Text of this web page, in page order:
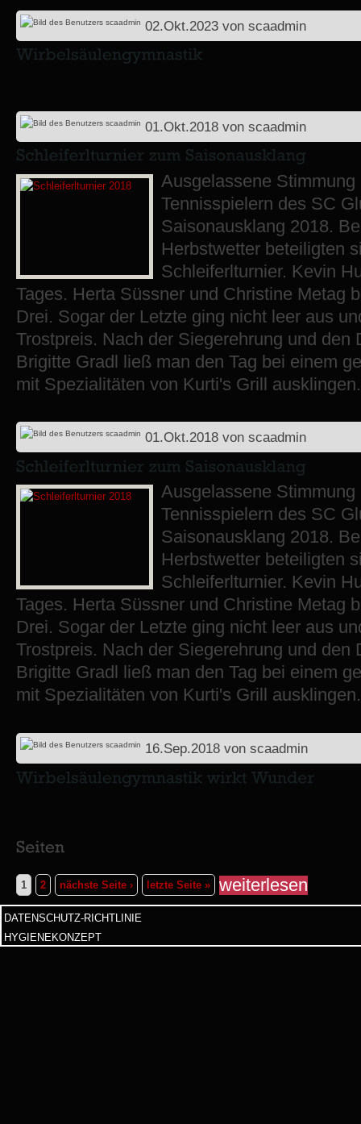
02.Okt.2023 von scaadmin
01.Okt.2018 von scaadmin
Ausgelassene
Tennisspielern des SC
Saisonausklang 2018.
Herbstwetter beteiligten
Schleiferlturnier. Kevin
Tages. Herta Süssner und Christine Metag
Drei. Sogar der Letzte ging nicht leer aus
Trostpreis. Nach der Siegerehrung und den
Brigitte Gradl ließ man den Tag bei einem
mit Spezialitäten von Kurti's Grill
01.Okt.2018 von scaadmin
Ausgelassene
Tennisspielern des SC
Saisonausklang 2018.
Herbstwetter beteiligten
Schleiferlturnier. Kevin
Tages. Herta Süssner und Christine Metag
Drei. Sogar der Letzte ging nicht leer aus
Trostpreis. Nach der Siegerehrung und den
Brigitte Gradl ließ man den Tag bei einem
mit Spezialitäten von Kurti's Grill
16.Sep.2018 von scaadmin
1 2 nächste Seite › letzte Seite » weiterlesen
DATENSCHUTZ-RICHTLINIE
HYGIENEKONZEPT